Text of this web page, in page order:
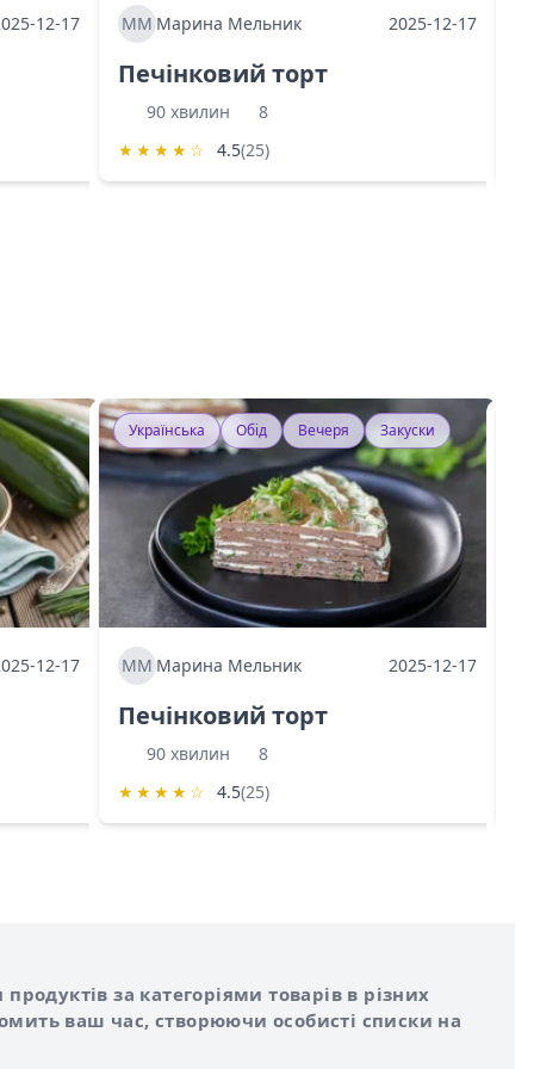
12-17 МММарина Мельник 2025-12-17
Печінковий торт
90 хвилин
8
★ ★ ★ ★ ☆ 4.5(25)
12-17
Українська Обід Вечеря Закуски
МММарина Мельник 2025-12-17
Печінковий торт
90 хвилин
8
★ ★ ★ ★ ☆ 4.5(25)
за категоріями товарів в різних
ваш час, створюючи особисті списки на